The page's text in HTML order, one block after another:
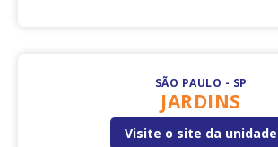
SÃO PAULO - SP
JARDINS
Visite o site da unidade